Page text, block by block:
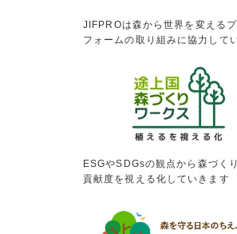
JIFPROは森から世界を変えるプ
フォームの取り組みに協力して
ESGやSDGsの観点から森づく
貢献度を視える化していきます